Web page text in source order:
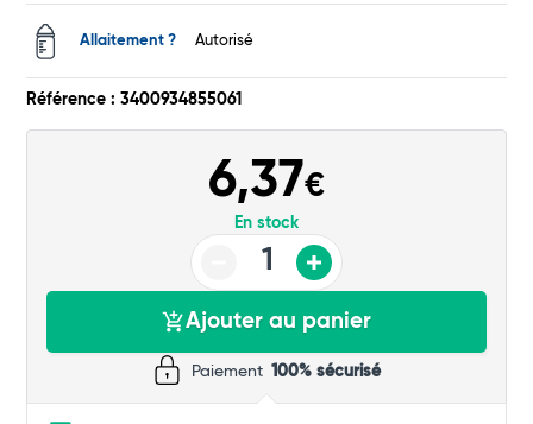
Total
Commander
Allaitement ? Autorisé
Référence : 3400934855061
6,37€
En stock
Ajouter au panier
Paiement 100% sécurisé